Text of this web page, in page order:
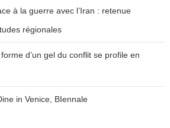
à la guerre avec l’Iran : retenue
régionales
d’un gel du conflit se profile en
in Venice, BIennale